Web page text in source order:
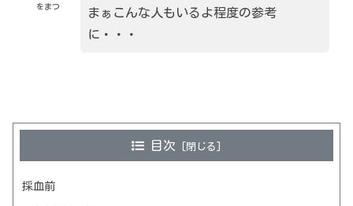
をまつ
まぁこんな人もいるよ程度の参考
に・・・
目次
採血前